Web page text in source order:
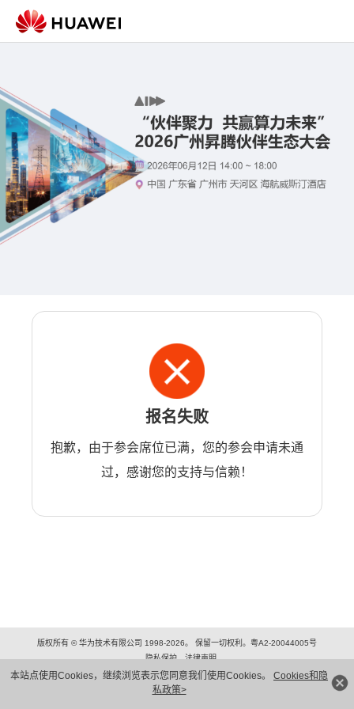
本站点使用Cookies，继续浏览表示您同意我们使用Cookies。 Cookies和隐
私政策>
报名失败
抱歉，由于参会席位已满，您的参会申请未通
过，感谢您的支持与信赖！
版权所有 © 华为技术有限公司 1998-2026。 保留一切权利。粤A2-20044005号
隐私保护
法律声明